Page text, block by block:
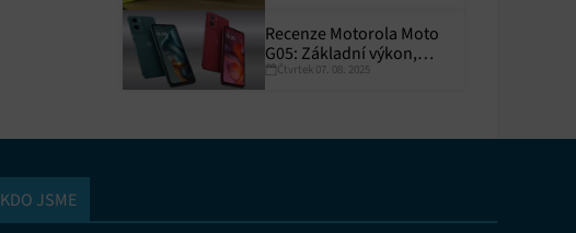
Recenze Motorola Moto
G05: Základní výkon,
skvělá výdrž
Čtvrtek 07. 08. 2025
KDO JSME